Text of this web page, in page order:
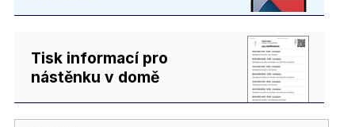
Tisk informací pro
nástěnku v domě